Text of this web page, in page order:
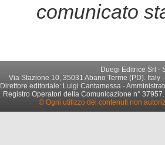
comunicato
Duegi Editrice Srl -
Via Stazione 10, 35031 Abano Terme (PD).
Direttore editoriale: Luigi Cantamessa -
Registro Operatori della Comunicazione n°
© Ogni utilizzo dei contenuti non